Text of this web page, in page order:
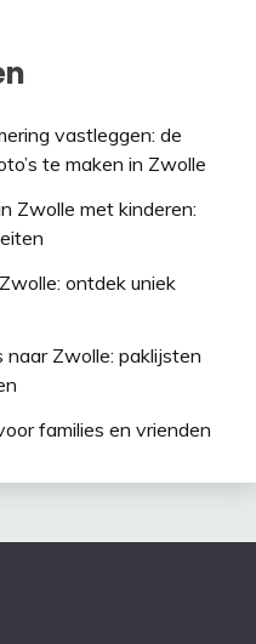
vastleggen: de
te maken in Zwolle
Zwolle met kinderen:
ontdek uniek
naar Zwolle: paklijsten
families en vrienden